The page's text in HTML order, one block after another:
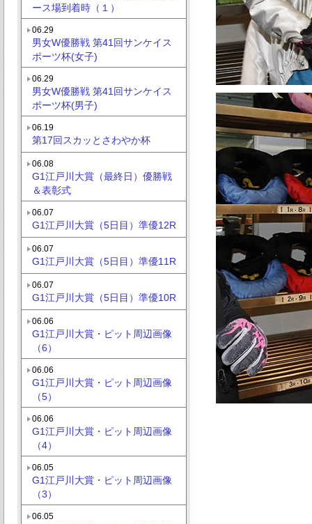
ース場到着時（１）
06.29
男女W優勝戦 第41回サンケイス
ポーツ杯(女子)
06.29
男女W優勝戦 第41回サンケイス
ポーツ杯(男子)
06.19
第17回スカッとさわやか杯
06.08
G1江戸川大賞（最終日）優勝戦
＆表彰式
06.07
G1江戸川大賞（5日目）準優12R
06.07
G1江戸川大賞（5日目）準優11R
06.07
G1江戸川大賞（5日目）準優10R
06.06
G1江戸川大賞・ピット周辺画像
（6）
06.06
G1江戸川大賞・ピット周辺画像
（5）
06.06
G1江戸川大賞・ピット周辺画像
（4）
06.05
G1江戸川大賞・ピット周辺画像
（3）
06.05